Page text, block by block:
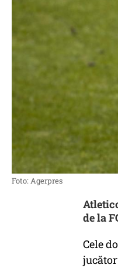
Foto: Agerpres
de la
Cele